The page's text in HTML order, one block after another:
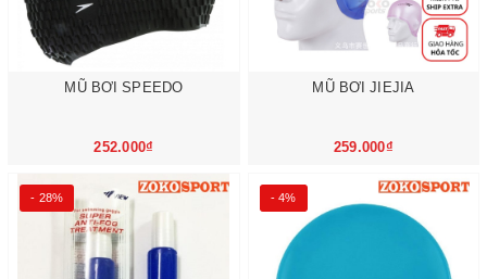
MŨ BƠI SPEEDO
252.000₫
MŨ BƠI JIEJIA
259.000₫
- 28% - 4%